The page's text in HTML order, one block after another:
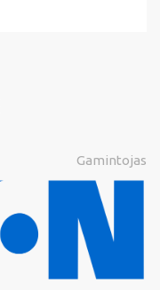
Gamintojas